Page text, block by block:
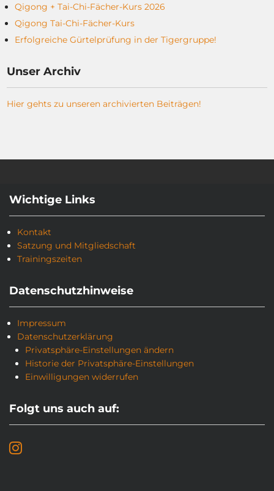
Qigong + Tai-Chi-Fächer-Kurs 2026
Qigong Tai-Chi-Fächer-Kurs
Erfolgreiche Gürtelprüfung in der Tigergruppe!
Unser Archiv
Hier gehts zu unseren archivierten Beiträgen!
Wichtige Links
Kontakt
Satzung und Mitgliedschaft
Trainingszeiten
Datenschutzhinweise
Impressum
Datenschutzerklärung
Privatsphäre-Einstellungen ändern
Historie der Privatsphäre-Einstellungen
Einwilligungen widerrufen
Folgt uns auch auf: